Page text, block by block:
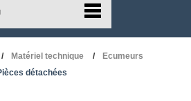
Matériel technique
Ecumeurs
détachées